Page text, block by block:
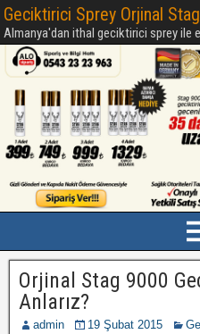
Geciktirici Sprey Orjinal
Almanya'dan ithal geciktirici sprey ile
Orjinal Stag 9000
Anlarız?
admin 19 Şubat 2015